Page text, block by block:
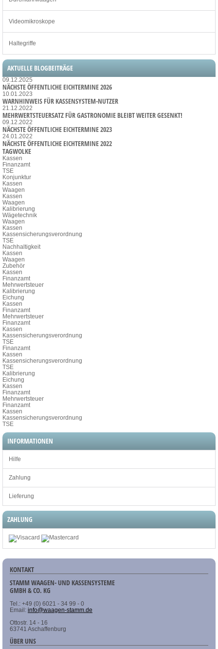
Videomikroskope
Haltegriffe
AKTUELLE BLOGBEITRÄGE
09.12.2025
NÄCHSTE ÖFFENTLICHE EICHTERMINE 2026
10.01.2023
WARNHINWEIS FÜR KASSENSYSTEM-NUTZER
21.12.2022
MEHRWERTSTEUERSATZ FÜR GASTRONOMIE BLEIBT WEITER GESENKT!
09.12.2022
NÄCHSTE ÖFFENTLICHE EICHTERMINE 2023
24.01.2022
NÄCHSTE ÖFFENTLICHE EICHTERMINE 2022
TAGWOLKE
Kassen
Finanzamt
TSE
Konjunktur
Kassen
Waagen
Kassen
Waagen
Kalibrierung
Wägetechnik
Waagen
Kassen
Kassensicherungsverordnung
TSE
Nachhaltigkeit
Kassen
Waagen
Zubehör
Kassen
Finanzamt
Mehrwertsteuer
Kalibrierung
Eichung
Kassen
Finanzamt
Mehrwertsteuer
Finanzamt
Kassen
Kassensicherungsverordnung
TSE
Finanzamt
Kassen
Kassensicherungsverordnung
TSE
Kalibrierung
Eichung
Kassen
Finanzamt
Mehrwertsteuer
Finanzamt
Kassen
Kassensicherungsverordnung
TSE
INFORMATIONEN
Hilfe
Zahlung
Lieferung
ZAHLUNG
KONTAKT
STAMM WAAGEN- UND KASSENSYSTEME
GMBH & CO. KG
Tel.: +49 (0) 6021 - 34 99 - 0
Email: info@waagen-stamm.de
Ottostr. 14 - 16
63741 Aschaffenburg
ÜBER UNS